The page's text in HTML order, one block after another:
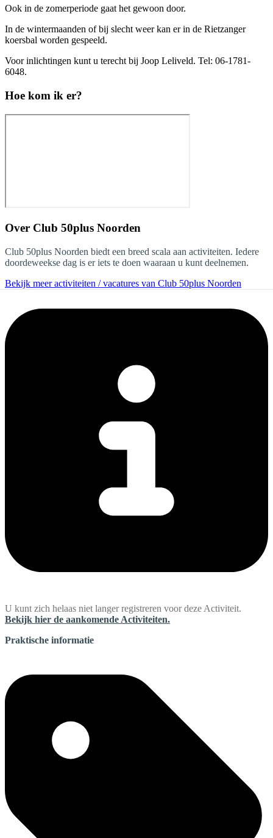
Ook in de zomerperiode gaat het gewoon door.
In de wintermaanden of bij slecht weer kan er in de Rietzanger
koersbal worden gespeeld.
Voor inlichtingen kunt u terecht bij Joop Leliveld. Tel: 06-1781-
6048.
Hoe kom ik er?
Over Club 50plus Noorden
Club 50plus Noorden biedt een breed scala aan activiteiten. Iedere
doordeweekse dag is er iets te doen waaraan u kunt deelnemen.
Bekijk meer activiteiten / vacatures van Club 50plus Noorden
U kunt zich helaas niet langer registreren voor deze Activiteit.
Bekijk hier de aankomende Activiteiten.
Praktische informatie